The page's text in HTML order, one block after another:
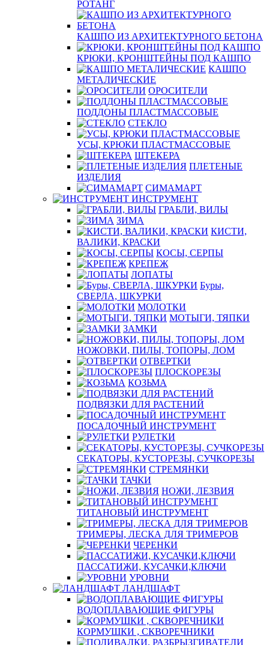
РОТАНГ
КАШПО ИЗ АРХИТЕКТУРНОГО БЕТОНА
КРЮКИ, КРОНШТЕЙНЫ ПОД КАШПО
КАШПО
МЕТАЛИЧЕСКИЕ
ОРОСИТЕЛИ
ПОДДОНЫ ПЛАСТМАССОВЫЕ
СТЕКЛО
УСЫ, КРЮКИ ПЛАСТМАССОВЫЕ
ШТЕКЕРА
ПЛЕТЕНЫЕ
ИЗДЕЛИЯ
СИМАМАРТ
ИНСТРУМЕНТ
ГРАБЛИ, ВИЛЫ
ЗИМА
КИСТИ,
ВАЛИКИ, КРАСКИ
КОСЫ, СЕРПЫ
КРЕПЕЖ
ЛОПАТЫ
Буры,
СВЕРЛА, ШКУРКИ
МОЛОТКИ
МОТЫГИ, ТЯПКИ
ЗАМКИ
НОЖОВКИ, ПИЛЫ, ТОПОРЫ, ЛОМ
ОТВЕРТКИ
ПЛОСКОРЕЗЫ
КОЗЬМА
ПОДВЯЗКИ ДЛЯ РАСТЕНИЙ
ПОСАДОЧНЫЙ ИНСТРУМЕНТ
РУЛЕТКИ
СЕКАТОРЫ, КУСТОРЕЗЫ, СУЧКОРЕЗЫ
СТРЕМЯНКИ
ТАЧКИ
НОЖИ, ЛЕЗВИЯ
ТИТАНОВЫЙ ИНСТРУМЕНТ
ТРИМЕРЫ, ЛЕСКА ДЛЯ ТРИМЕРОВ
ЧЕРЕНКИ
ПАССАТИЖИ, КУСАЧКИ,КЛЮЧИ
УРОВНИ
ЛАНДШАФТ
ВОДОПЛАВАЮЩИЕ ФИГУРЫ
КОРМУШКИ , СКВОРЕЧНИКИ